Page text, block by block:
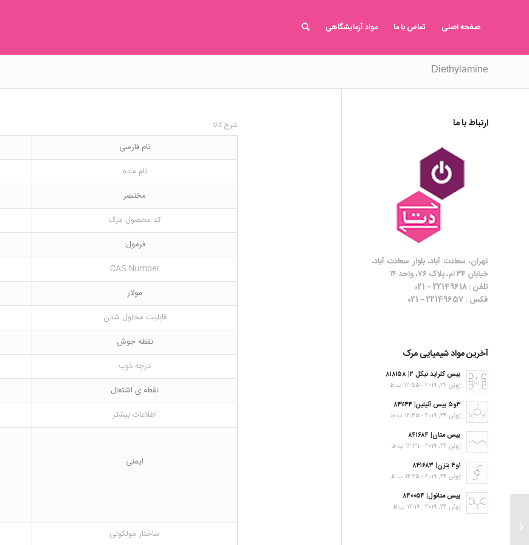
صفحه اصلی تماس با ما مواد آزمایشگاهی
Diethylamine
شرح کالا
نام فارسی
نام ماده
مختصر
کد محصول مرک
فرمول:
CAS Number
مولار
قابلیت محلول شدن
نقطه جوش
درجه ذوب
نقطه ی اشتعال
اطلاعات بیشتر
ایمنی
ساختار مولکولی
ارتباط با ما
تهران، سعادت آباد، بلوار سعادت آباد،
خیابان ۳۴ ام، پلاک ۷۶، واحد ۱۴
تلفن : 22149618 – 021
فکس : 22149657 – 021
آخرین مواد شیمیایی مرک
بیس کلراید نیکل ۲| ۸۱۸۱۵۸
ژوئن 24, 2019 - 12:55 ب.ظ
۳و۵ بیس آنیلین| ۸۴۱۱۴۴
ژوئن 24, 2019 - 12:45 ب.ظ
بیس متان| ۸۴۱۶۸۴
ژوئن 24, 2019 - 12:31 ب.ظ
۱و۴ بنزن| ۸۴۱۶۸۳
ژوئن 24, 2019 - 12:25 ب.ظ
بیس متانول| ۸۴۰۰۵۴
ژوئن 24, 2019 - 12:19 ب.ظ